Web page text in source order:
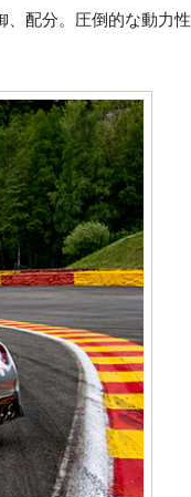
、配分。圧倒的な動力性